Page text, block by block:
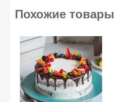
Похожие товары